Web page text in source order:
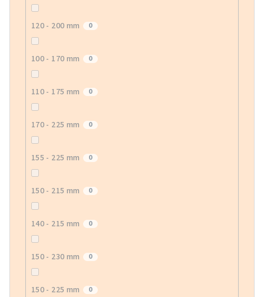
120 - 200 mm 0
100 - 170 mm 0
110 - 175 mm 0
170 - 225 mm 0
155 - 225 mm 0
150 - 215 mm 0
140 - 215 mm 0
150 - 230 mm 0
150 - 225 mm 0